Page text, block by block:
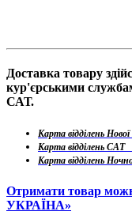
Доставка товару
кур'єрськими
САТ.
Карта відділень
Карта відділень САТ
Карта відділень
Отримати товар
УКРАЇНА»